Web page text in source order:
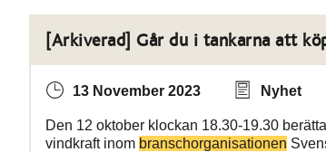
[Arkiverad] Går du i tankarna att
13 November 2023 Nyhet
Den 12 oktober klockan 18.30-19.30
vindkraft inom branschorganisationen